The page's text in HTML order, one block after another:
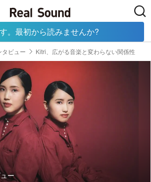
MOVIE TECH
タビュー Kitri、広がる音楽と変わらない関係性
ー
。最初から読みませんか?